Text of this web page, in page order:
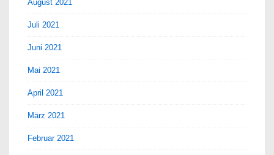
August 2021
Juli 2021
Juni 2021
Mai 2021
April 2021
März 2021
Februar 2021